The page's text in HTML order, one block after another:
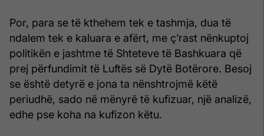
Por, para se të kthehem tek e tashmja, dua të
ndalem tek e kaluara e afërt, me ç’rast nënkuptoj
politikën e jashtme të Shte­teve të Bashkuara që
prej përfundimit të Luftës së Dytë Botë­rore. Besoj
se është detyrë e jona ta nënshtrojmë këtë
periudhë, sado në mënyrë të kufizuar, një analizë,
edhe pse koha na kufizon këtu.